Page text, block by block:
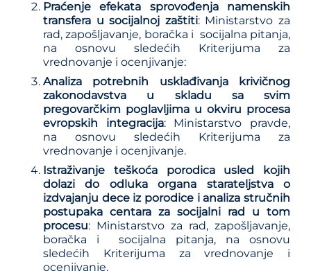
Praćenje efekata sprovođenja namenskih
transfera u socijalnoj zaštiti: Ministarstvo za
rad, zapošljavanje, boračka i socijalna pitanja,
na osnovu sledećih Kriterijuma za
vrednovanje i ocenjivanje:
Analiza potrebnih usklađivanja krivičnog
zakonodavstva u skladu sa svim
pregovarčkim poglavljima u okviru procesa
evropskih integracija: Ministarstvo pravde,
na osnovu sledećih Kriterijuma za
vrednovanje i ocenjivanje.
Istraživanje teškoća porodica usled kojih
dolazi do odluka organa starateljstva o
izdvajanju dece iz porodice i analiza stručnih
postupaka centara za socijalni rad u tom
procesu: Ministarstvo za rad, zapošljavanje,
boračka i socijalna pitanja, na osnovu
sledećih Kriterijuma za vrednovanje i
ocenjivanje.